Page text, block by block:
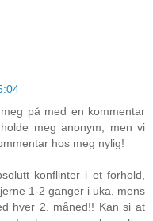
på med en kommentar
meg anonym, men vi
hos meg nylig!
konflinter i et forhold,
1-2 ganger i uka, mens
hver 2. måned!! Kan si at